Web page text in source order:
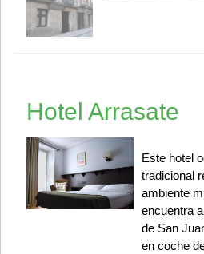
Hotel Arrasate
Este hotel
tradicional
ambiente
encuentra
de San
en coche